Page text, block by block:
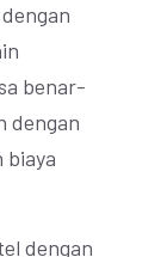
benar-
dengan
biaya
dengan